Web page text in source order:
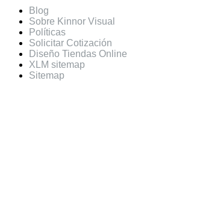
Blog
Sobre Kinnor Visual
Políticas
Solicitar Cotización
Diseño Tiendas Online
XLM sitemap
Sitemap